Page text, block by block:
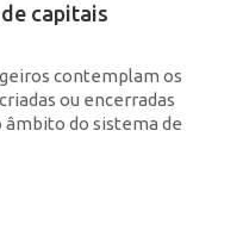
capitais
contemplam os
ou encerradas
âmbito do sistema de